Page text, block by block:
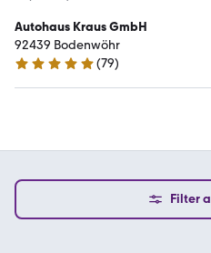
Autohaus Kraus GmbH
92439 Bodenwöhr
5 Sterne
(79)
Filter